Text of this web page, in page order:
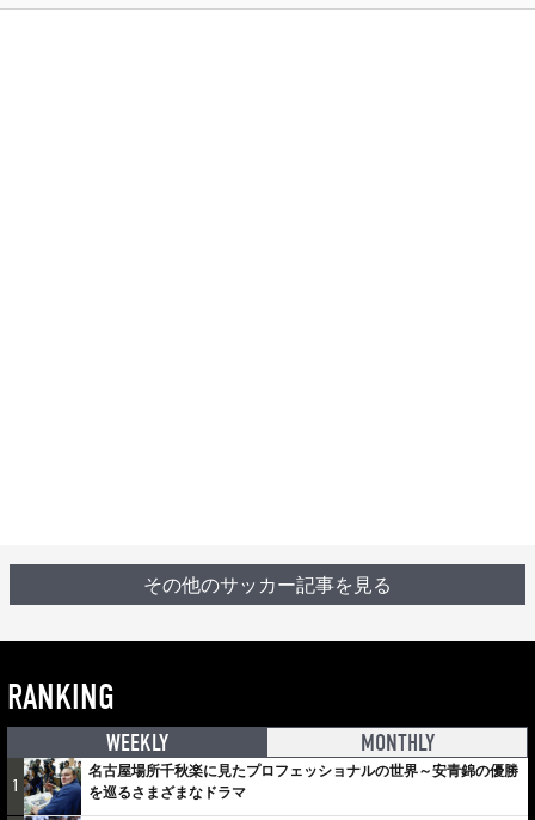
その他のサッカー記事を見る
RANKING
WEEKLY MONTHLY
1
名古屋場所千秋楽に見たプロフェッショナルの世界～安青錦の優勝
を巡るさまざまなドラマ